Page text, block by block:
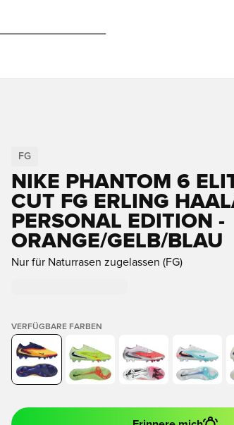
FG
NIKE PHANTOM 6
CUT FG ERLING
PERSONAL EDITION -
ORANGE/GELB/BLAU
Nur für Naturrasen zugelassen (FG)
VERFÜGBARE FARBEN